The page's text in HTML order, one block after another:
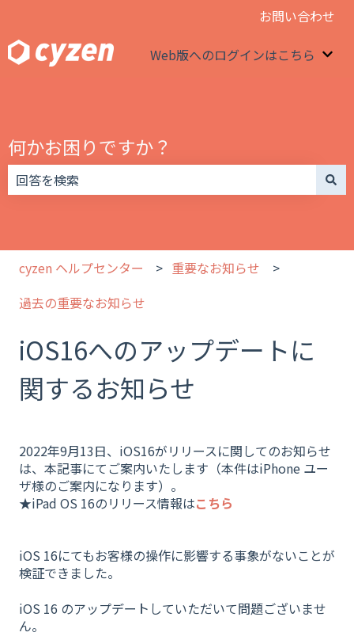
お問い合わせ
Web版へのログインはこちら
何かお困りですか？
cyzen ヘルプセンター
重要なお知らせ
過去の重要なお知らせ
iOS16へのアップデートに
関するお知らせ
2022年9月13日、iOS16がリリースに関してのお知らせ
は、本記事にてご案内いたします（本件はiPhone ユー
ザ様のご案内になります）。
★iPad OS 16のリリース情報はこちら
iOS 16にてもお客様の操作に影響する事象がないことが
検証できました。
iOS 16 のアップデートしていただいて問題ございませ
ん。